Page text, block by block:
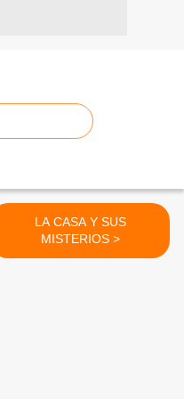
LA CASA Y SUS
MISTERIOS >